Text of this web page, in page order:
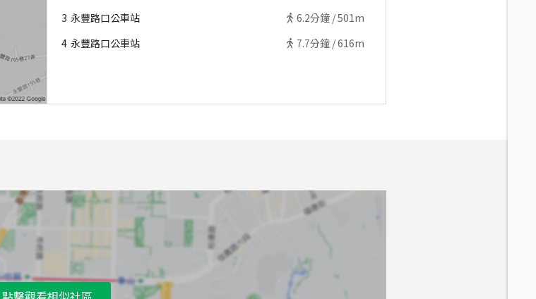
3 永豐路口公車站 6.2分鐘 /501m
4 永豐路口公車站 7.7分鐘 /616m